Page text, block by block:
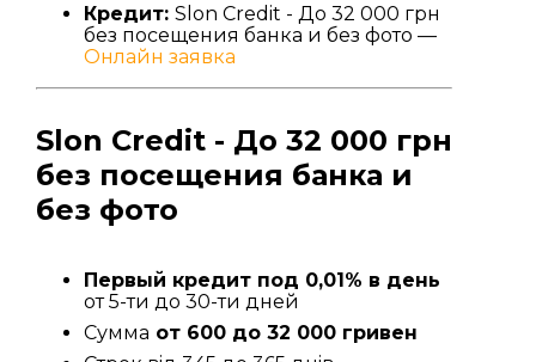
Кредит: Slon Credit - До 32 000 грн
без посещения банка и без фото —
Онлайн заявка
Slon Credit - До 32 000 грн
без посещения банка и
без фото
Первый кредит под 0,01% в день
от 5-ти до 30-ти дней
Сумма от 600 до 32 000 гривен